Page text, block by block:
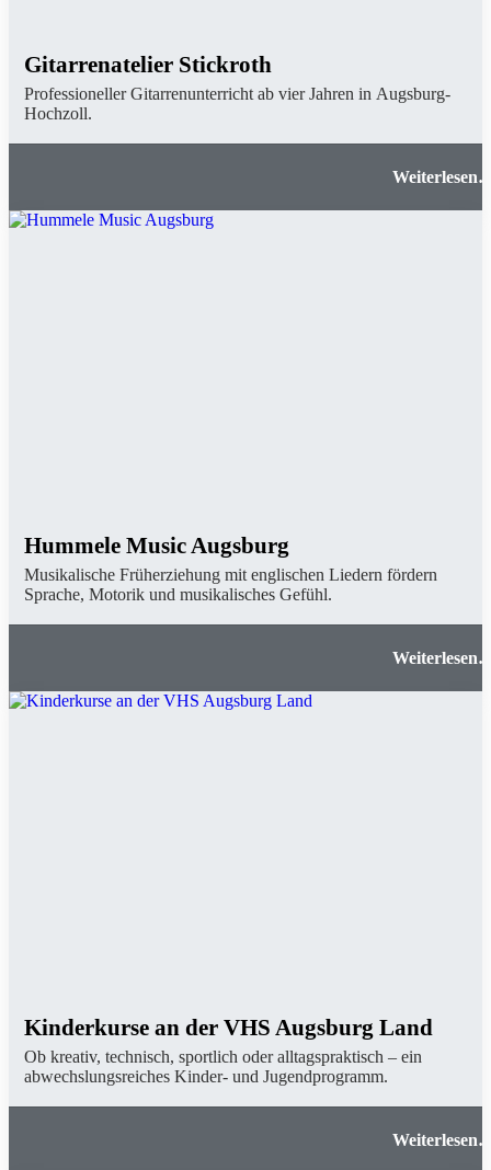
Gitarrenatelier Stickroth
Professioneller Gitarrenunterricht ab vier Jahren in Augsburg-
Hochzoll.
Hummele Music Augsburg
Musikalische Früherziehung mit englischen Liedern fördern
Sprache, Motorik und musikalisches Gefühl.
Kinderkurse an der VHS Augsburg Land
Ob kreativ, technisch, sportlich oder alltagspraktisch – ein
abwechslungsreiches Kinder- und Jugendprogramm.